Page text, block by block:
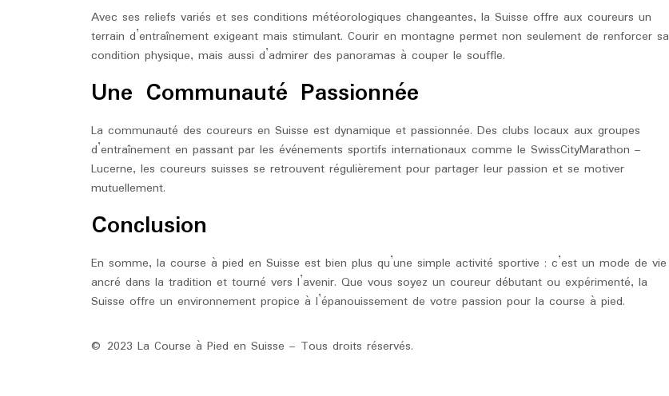
Avec ses reliefs variés et ses conditions météorologiques changeantes, la Suisse offre aux coureurs un
terrain d’entraînement exigeant mais stimulant. Courir en montagne permet non seulement de renforcer sa
condition physique, mais aussi d’admirer des panoramas à couper le souffle.
Une Communauté Passionnée
La communauté des coureurs en Suisse est dynamique et passionnée. Des clubs locaux aux groupes
d’entraînement en passant par les événements sportifs internationaux comme le SwissCityMarathon –
Lucerne, les coureurs suisses se retrouvent régulièrement pour partager leur passion et se motiver
mutuellement.
Conclusion
En somme, la course à pied en Suisse est bien plus qu’une simple activité sportive ; c’est un mode de vie
ancré dans la tradition et tourné vers l’avenir. Que vous soyez un coureur débutant ou expérimenté, la
Suisse offre un environnement propice à l’épanouissement de votre passion pour la course à pied.
© 2023 La Course à Pied en Suisse – Tous droits réservés.